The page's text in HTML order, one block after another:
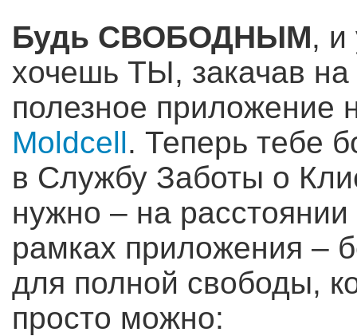
Будь СВОБОДНЫМ, и
хочешь ТЫ, закачав на
полезное приложение
Moldcell. Теперь тебе
в Службу Заботы о
нужно – на
рамках приложения –
для полной свободы,
просто можно: